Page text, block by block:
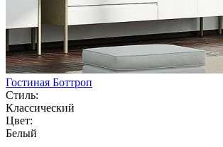
Гостиная Боттроп
Стиль:
Классический
Цвет:
Белый